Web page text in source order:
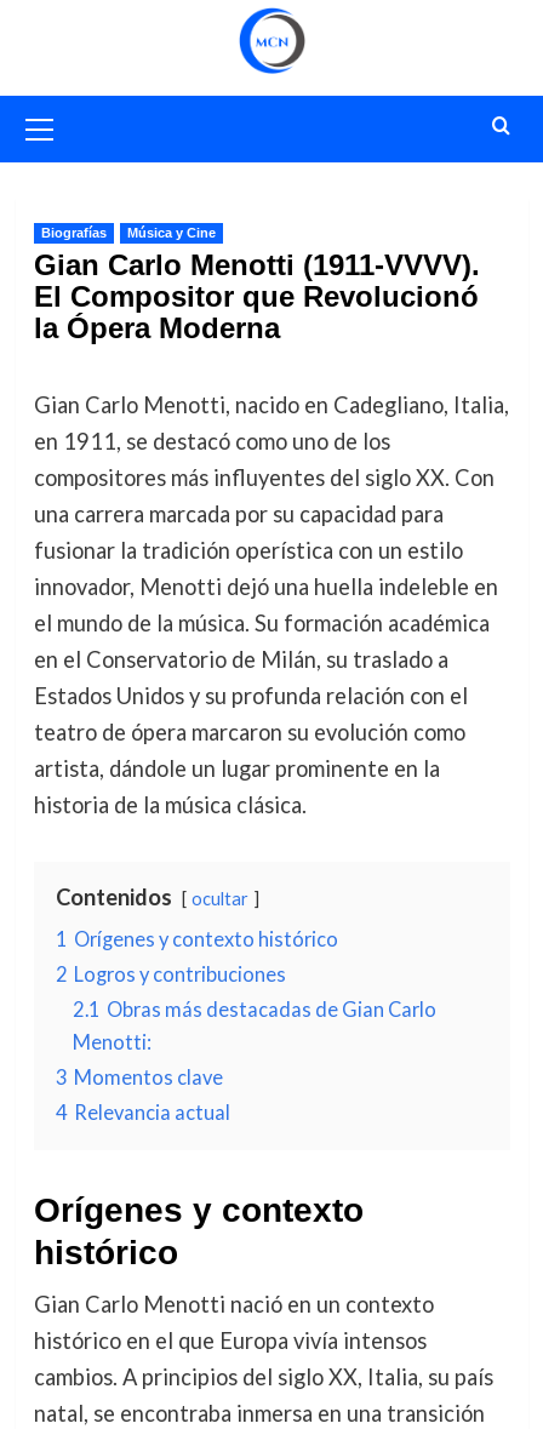
primario
Biografías Música y Cine
Gian Carlo Menotti (1911-VVVV).
El Compositor que Revolucionó
la Ópera Moderna
Gian Carlo Menotti, nacido en Cadegliano, Italia,
en 1911, se destacó como uno de los
compositores más influyentes del siglo XX. Con
una carrera marcada por su capacidad para
fusionar la tradición operística con un estilo
innovador, Menotti dejó una huella indeleble en
el mundo de la música. Su formación académica
en el Conservatorio de Milán, su traslado a
Estados Unidos y su profunda relación con el
teatro de ópera marcaron su evolución como
artista, dándole un lugar prominente en la
historia de la música clásica.
Contenidos ocultar
1 Orígenes y contexto histórico
2 Logros y contribuciones
2.1 Obras más destacadas de Gian Carlo
Menotti:
3 Momentos clave
4 Relevancia actual
Orígenes y contexto
histórico
Gian Carlo Menotti nació en un contexto
histórico en el que Europa vivía intensos
cambios. A principios del siglo XX, Italia, su país
natal, se encontraba inmersa en una transición